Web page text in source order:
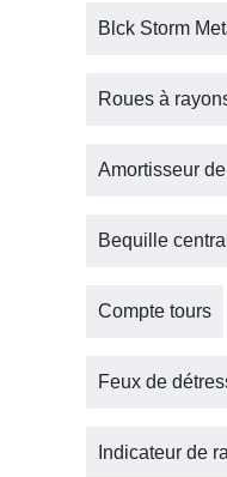
Blck Storm
Roues à
Amortisseur
Bequille
Compte tours
Feux de
Indicateur de